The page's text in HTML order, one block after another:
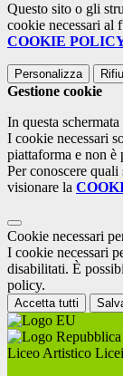
Questo sito o gli
cookie necessari al
COOKIE
Personalizza
Gestione cookie
In questa
I cookie necessari
piattaforma e non è
Per conoscere
visionare la
Cookie necessari
I cookie necessari
disabilitati. È
policy.
Accetta tutti
Liceo Artistico